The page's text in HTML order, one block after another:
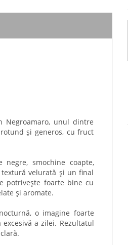
Negroamaro, unul dintre
și generos, cu fruct
smochine coapte,
velurată și un final
potrivește foarte bine cu
și aromate.
o imagine foarte
a zilei. Rezultatul